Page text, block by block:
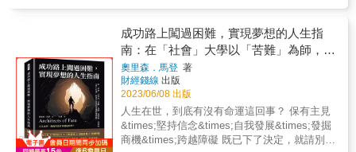
更是他重新梳理截至今日職人生涯的回首。曾
如今更關懷人與人之間、自然與永續的未來。
身為一名國際建築師，他所有的建築作品、全
部的工作，見證也映照了時代。
不知道未來會發生什麼事，正因為如此，才想
用盡全力把每一天都好好活下去。」在大阪工
業區成長，從一個愛打架的小孩到走上建築之
路，安藤忠雄在《安藤忠雄：我的人生履歷
書》這本文集中，坦然闡述不斷與現實對抗的
建築家工作之真實面貌，紀錄生命中影響他許
多的良師益友與家庭故事，並誠實剖析面對各
類建築案的困難及奮鬥歷程，不改初心且期許
以一己之力擴散，為下一代帶來永不放棄的精
成功路上闖過困難，實現夢想的人生指
南：在「社會」大學以「苦難」為師，奧
里森.馬登的26堂人生課，跟著本書成為
命運的建築師！
奧里森．馬登 著
財經錢線 出版
2023/06/08 出版
人生在世，到底有沒有命運這回事？ 保有主見
&times;堅持信念&times;自我發展&times;發掘
商機&times;跨越障礙 既已下了決定，就請別再